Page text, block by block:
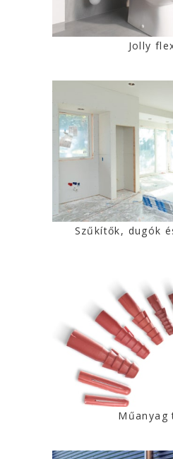
Jolly
Szűkítők, dugók
Műanyag